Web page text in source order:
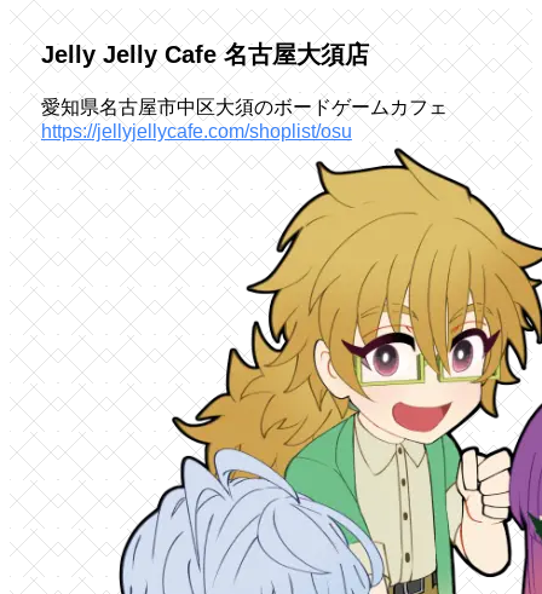
Jelly Jelly Cafe 名古屋大須店
愛知県名古屋市中区大須のボードゲームカフェ
https://jellyjellycafe.com/shoplist/osu